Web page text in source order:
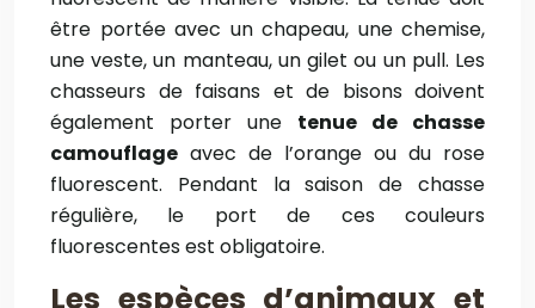
être portée avec un chapeau, une chemise,
une veste, un manteau, un gilet ou un pull. Les
chasseurs de faisans et de bisons doivent
également porter une tenue de chasse
camouflage avec de l’orange ou du rose
fluorescent. Pendant la saison de chasse
régulière, le port de ces couleurs
fluorescentes est obligatoire.
Les espèces d’animaux et